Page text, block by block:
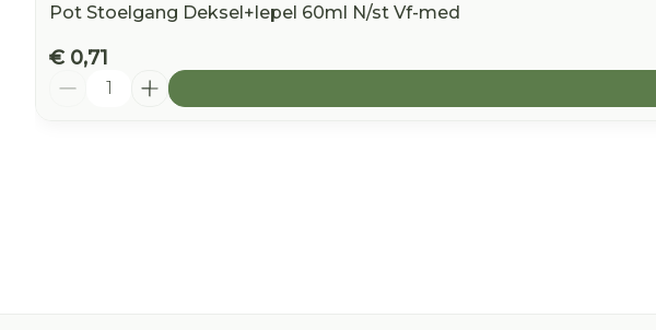
Pot Stoelgang Deksel+lepel 60ml N/st Vf-med
€ 0,71